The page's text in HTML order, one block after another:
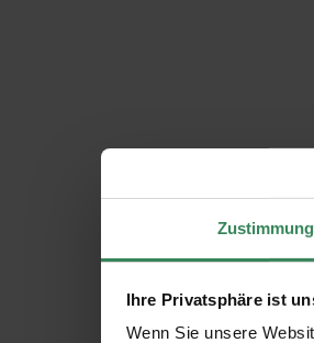
Zustimmung
Ihre Privatsphäre ist
Wenn Sie unsere